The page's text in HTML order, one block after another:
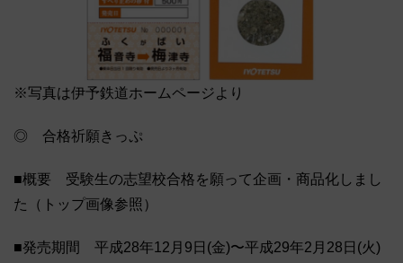
※写真は伊予鉄道ホームページより
◎ 合格祈願きっぷ
■概要 受験生の志望校合格を願って企画・商品化しまし
た（トップ画像参照）
■発売期間 平成28年12月9日(金)〜平成29年2月28日(火)